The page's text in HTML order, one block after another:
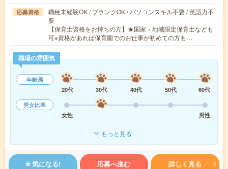
応募資格
職種未経験OK / ブランクOK / パソコンスキル不要 / 英語力不
要
【保育士資格をお持ちの方】★国家・地域限定保育士なども
可※資格があれば保育園でのお仕事が初めての方も…
職場の雰囲気
年齢層
20代
30代 40代 50代
60代
男女比率
女性
男性
もっと見る
気になる! 応募へ進む 詳しく見る